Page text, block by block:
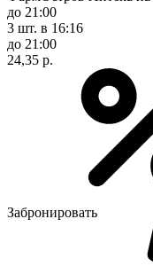
до 21:00
3 шт. в 16:16
до 21:00
24,35 р.
Забронировать